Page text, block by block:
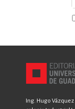
a
Ing. Hugo